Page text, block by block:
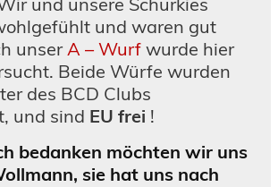
und waren gut
unserA – Wurf wurde hier
Beide Würfe wurden
des BCD Clubs
und sind EU frei !
bedanken möchten wir uns
sie hat uns nach